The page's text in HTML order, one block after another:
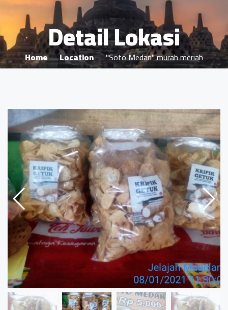
Detail Lokasi
Home Location "Soto Medan" murah meriah